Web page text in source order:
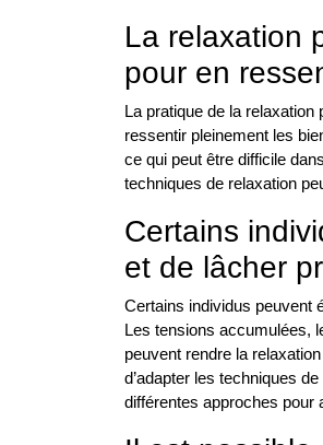
La relaxation
pour en
La pratique de la
ressentir pleinement les
ce qui peut être difficile
techniques de relaxation
Certains
et de lâcher
Certains individus peuvent
Les tensions accumulées,
peuvent rendre la
d’adapter les techniques
différentes approches pour